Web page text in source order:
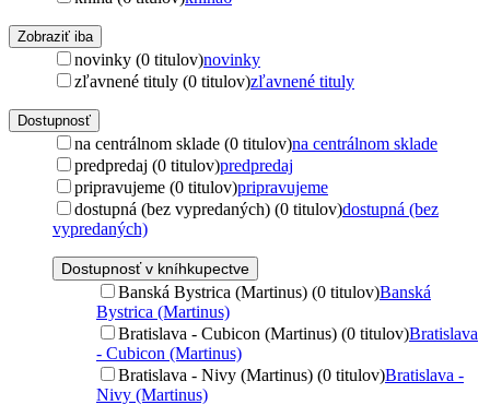
Zobraziť iba
novinky (0 titulov)novinky
zľavnené tituly (0 titulov)zľavnené tituly
Dostupnosť
na centrálnom sklade (0 titulov)na centrálnom sklade
predpredaj (0 titulov)predpredaj
pripravujeme (0 titulov)pripravujeme
dostupná (bez vypredaných) (0 titulov)dostupná (bez
vypredaných)
Dostupnosť v kníhkupectve
Banská Bystrica (Martinus) (0 titulov)Banská
Bystrica (Martinus)
Bratislava - Cubicon (Martinus) (0 titulov)Bratislava
- Cubicon (Martinus)
Bratislava - Nivy (Martinus) (0 titulov)Bratislava -
Nivy (Martinus)